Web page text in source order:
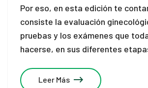
Por eso, en esta edición te
consiste la evaluación
pruebas y los exámenes que
hacerse, en sus diferentes
Leer Más